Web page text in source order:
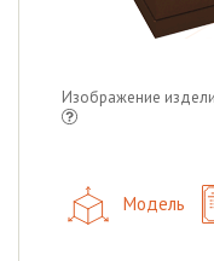
Изображение
Модель